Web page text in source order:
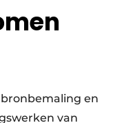
en
van